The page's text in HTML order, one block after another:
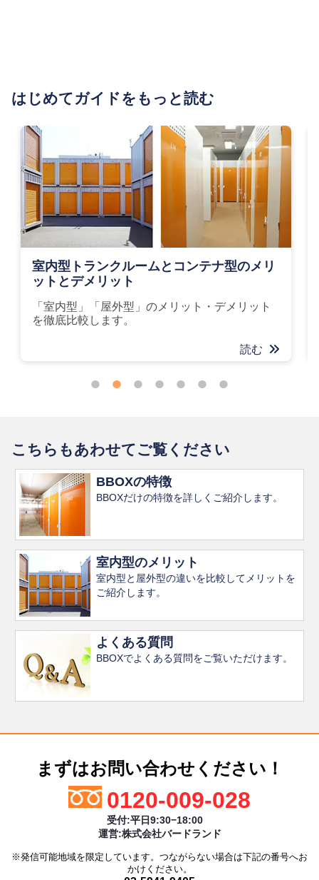
はじめてガイドをもっと読む
室内型トランクルームとコンテナ型のメリ
ットとデメリット
「室内型」「屋外型」のメリット・デメリット
を徹底比較します。
読む
こちらもあわせてご覧ください
BBOXの特徴
BBOXだけの特徴を詳しくご紹介します。
室内型のメリット
室内型と屋外型の違いを比較してメリットを
ご紹介します。
よくある質問
BBOXでよくある質問をご覧いただけます。
まずはお問い合わせください！
0120-009-028
受付:平日9:30−18:00
運営:株式会社バードランド
※発信可能地域を限定しています。つながらない場合は下記の番号へお
かけください。